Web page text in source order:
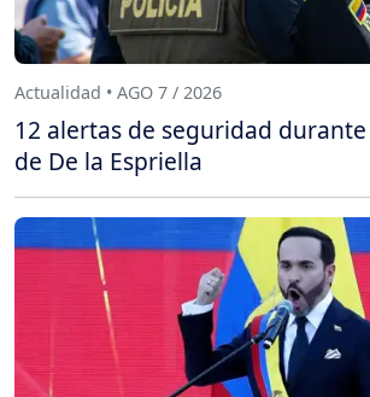
Actualidad • AGO 7 / 2026
12 alertas de seguridad
de De la Espriella